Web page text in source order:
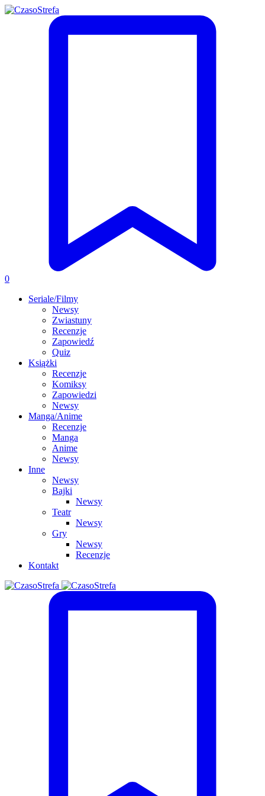
0
Seriale/Filmy
Newsy
Zwiastuny
Recenzje
Zapowiedź
Quiz
Książki
Recenzje
Komiksy
Zapowiedzi
Newsy
Manga/Anime
Recenzje
Manga
Anime
Newsy
Inne
Newsy
Bajki
Newsy
Teatr
Newsy
Gry
Newsy
Recenzje
Kontakt